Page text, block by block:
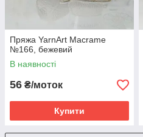
Пряжа YarnArt Macrame
№166, бежевий
В наявності
56 ₴/моток
Купити